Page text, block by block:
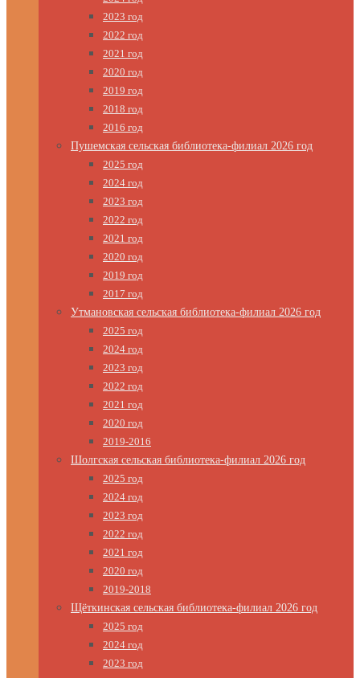
2023 год
2022 год
2021 год
2020 год
2019 год
2018 год
2016 год
Пушемская сельская библиотека-филиал 2026 год
2025 год
2024 год
2023 год
2022 год
2021 год
2020 год
2019 год
2017 год
Утмановская сельская библиотека-филиал 2026 год
2025 год
2024 год
2023 год
2022 год
2021 год
2020 год
2019-2016
Шолгская сельская библиотека-филиал 2026 год
2025 год
2024 год
2023 год
2022 год
2021 год
2020 год
2019-2018
Щёткинская сельская библиотека-филиал 2026 год
2025 год
2024 год
2023 год